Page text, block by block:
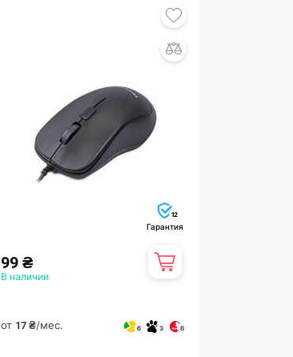
12
Гарантия
99 ₴
В наличии
от 17 ₴/мес. 6 3 6